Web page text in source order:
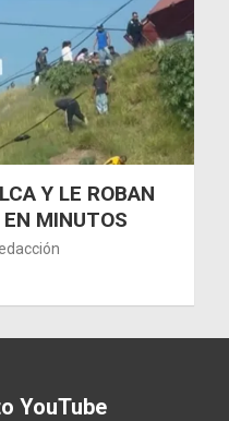
Y LE ROBAN
MINUTOS
YouTube